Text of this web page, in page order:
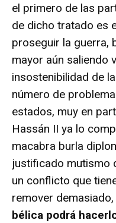
el primero de las
de dicho tratado es
proseguir la guerra,
mayor aún saliendo
insostenibilidad de
número de
estados, muy en
Hassán II ya lo
macabra burla
justificado mutismo
un conflicto que
remover
bélica podrá